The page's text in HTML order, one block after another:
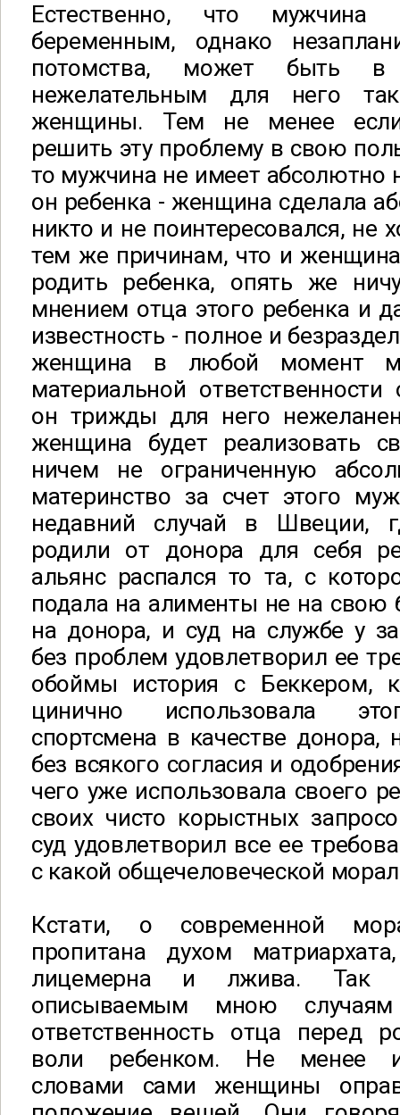
Естественно, что
беременным, однако
потомства, может быть в
нежелательным для него
женщины. Тем не менее
решить эту проблему в свою
то мужчина не имеет абсолютно
он ребенка - женщина сделала
никто и не поинтересовался, не
тем же причинам, что и
родить ребенка, опять же
мнением отца этого ребенка и
известность - полное и
женщина в любой момент
материальной
он трижды для него
женщина будет реализовать
ничем не ограниченную
материнство за счет этого
недавний случай в Швеции,
родили от донора для себя
альянс распался то та, с
подала на алименты не на свою
на донора, и суд на службе у
без проблем удовлетворил ее
обоймы история с Беккером,
цинично использовала
спортсмена в качестве донора,
без всякого согласия и
чего уже использовала своего
своих чисто корыстных
суд удовлетворил все ее
с какой общечеловеческой
Кстати, о современной
пропитана духом
лицемерна и лжива. Так
описываемым мною
ответственность отца перед
воли ребенком. Не менее
словами сами женщины